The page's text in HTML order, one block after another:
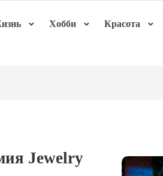
Хобби Красота
Jewelry